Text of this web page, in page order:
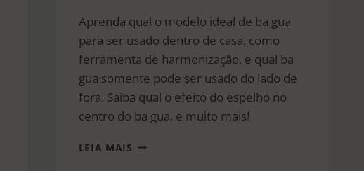
Aprenda qual o modelo ideal de ba gua
para ser usado dentro de casa, como
ferramenta de harmonização, e qual ba
gua somente pode ser usado do lado de
fora. Saiba qual o efeito do espelho no
centro do ba gua, e muito mais!
LEIA MAIS USO